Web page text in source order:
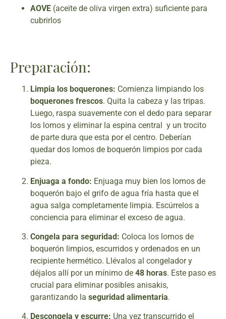
AOVE (aceite de oliva virgen extra) suficiente para
cubrirlos
Preparación:
Limpia los boquerones: Comienza limpiando los
boquerones frescos. Quita la cabeza y las tripas.
Luego, raspa suavemente con el dedo para separar
los lomos y eliminar la espina central y un trocito
de parte dura que esta por el centro. Deberían
quedar dos lomos de boquerón limpios por cada
pieza.
Enjuaga a fondo: Enjuaga muy bien los lomos de
boquerón bajo el grifo de agua fría hasta que el
agua salga completamente limpia. Escúrrelos a
conciencia para eliminar el exceso de agua.
Congela para seguridad: Coloca los lomos de
boquerón limpios, escurridos y ordenados en un
recipiente hermético. Llévalos al congelador y
déjalos allí por un mínimo de 48 horas. Este paso es
crucial para eliminar posibles anisakis,
garantizando la seguridad alimentaria.
Descongela y escurre: Una vez transcurrido el